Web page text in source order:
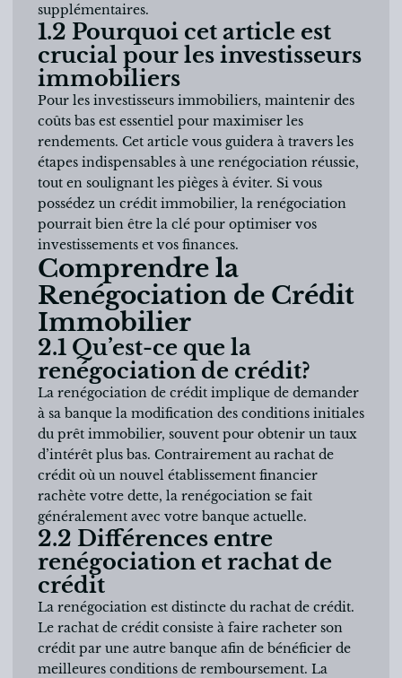
supplémentaires.
1.2 Pourquoi cet article est
crucial pour les investisseurs
immobiliers
Pour les investisseurs immobiliers, maintenir des
coûts bas est essentiel pour maximiser les
rendements. Cet article vous guidera à travers les
étapes indispensables à une renégociation réussie,
tout en soulignant les pièges à éviter. Si vous
possédez un crédit immobilier, la renégociation
pourrait bien être la clé pour optimiser vos
investissements et vos finances.
Comprendre la
Renégociation de Crédit
Immobilier
2.1 Qu’est-ce que la
renégociation de crédit?
La renégociation de crédit implique de demander
à sa banque la modification des conditions initiales
du prêt immobilier, souvent pour obtenir un taux
d’intérêt plus bas. Contrairement au rachat de
crédit où un nouvel établissement financier
rachète votre dette, la renégociation se fait
généralement avec votre banque actuelle.
2.2 Différences entre
renégociation et rachat de
crédit
La renégociation est distincte du rachat de crédit.
Le rachat de crédit consiste à faire racheter son
crédit par une autre banque afin de bénéficier de
meilleures conditions de remboursement. La